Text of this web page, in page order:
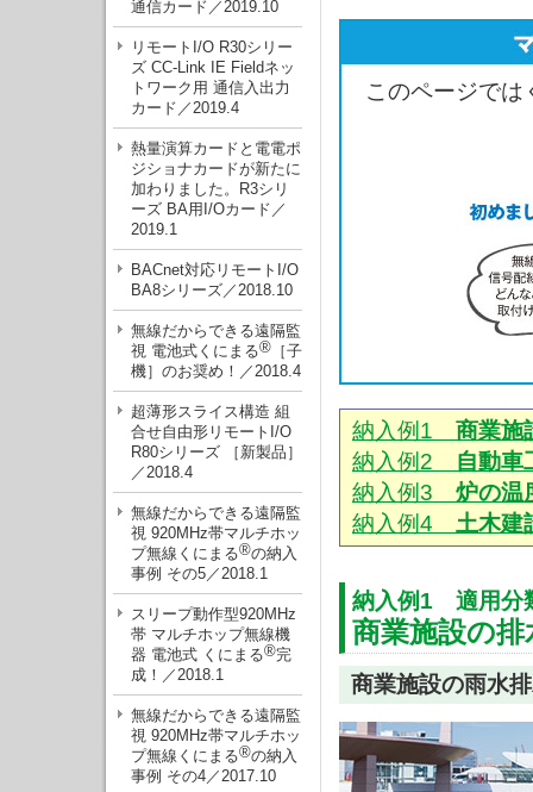
通信カード／2019.10
リモートI/O R30シリー
ズ CC-Link IE Fieldネッ
トワーク用 通信入出力
カード／2019.4
熱量演算カードと電電ポ
ジショナカードが新たに
加わりました。R3シリ
ーズ BA用I/Oカード／
2019.1
BACnet対応リモートI/O
BA8シリーズ／2018.10
無線だからできる遠隔監
視 電池式くにまる® ［子
機］のお奨め！／2018.4
超薄形スライス構造 組
合せ自由形リモートI/O
R80シリーズ ［新製品］
／2018.4
無線だからできる遠隔監
視 920MHz帯マルチホッ
プ無線くにまる®の納入
事例 その5／2018.1
スリープ動作型920MHz
帯 マルチホップ無線機
器 電池式 くにまる®完
成！／2018.1
無線だからできる遠隔監
視 920MHz帯マルチホッ
プ無線くにまる®の納入
事例 その4／2017.10
このページでは
納入例1 商業施
納入例2 自動車
納入例3 炉の温
納入例4 土木建
納入例1 適用分
商業施設の
商業施設の雨水